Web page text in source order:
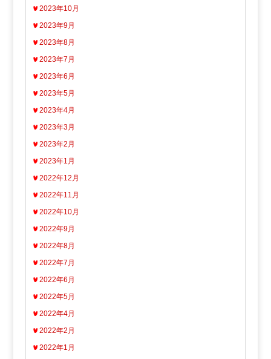
2023年10月
2023年9月
2023年8月
2023年7月
2023年6月
2023年5月
2023年4月
2023年3月
2023年2月
2023年1月
2022年12月
2022年11月
2022年10月
2022年9月
2022年8月
2022年7月
2022年6月
2022年5月
2022年4月
2022年2月
2022年1月